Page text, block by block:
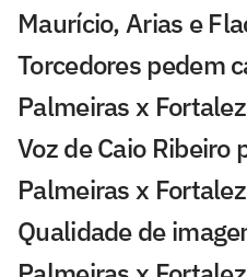
Maurício, Arias e
Torcedores pedem
Palmeiras x
Voz de Caio Ribeiro
Palmeiras x
Qualidade de